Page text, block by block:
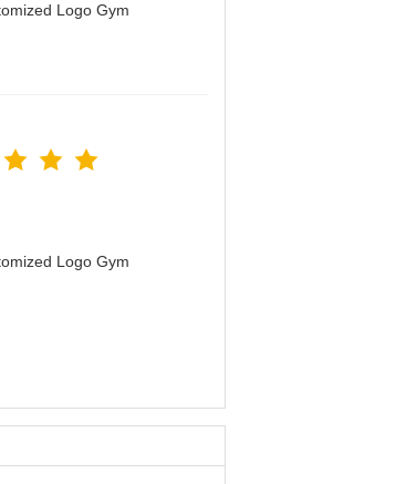
Logo Gym
Logo Gym